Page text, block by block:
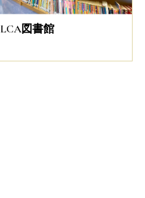
LCA図書館